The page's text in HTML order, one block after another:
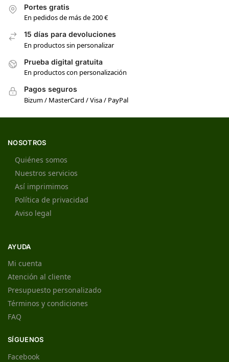
Portes gratis
En pedidos de más de 200 €
15 días para devoluciones
En productos sin personalizar
Prueba digital gratuita
En productos con personalización
Pagos seguros
Bizum / MasterCard / Visa / PayPal
NOSOTROS
Quiénes somos
Nuestros servicios
Así imprimimos
Política de privacidad
Aviso legal
AYUDA
Mi cuenta
Atención al cliente
Presupuesto personalizado
Términos y condiciones
FAQ
SÍGUENOS
Facebook